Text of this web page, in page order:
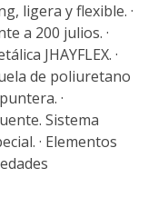
ligera y flexible. ·
a 200 julios. ·
JHAYFLEX. ·
de poliuretano
·
Sistema
· Elementos